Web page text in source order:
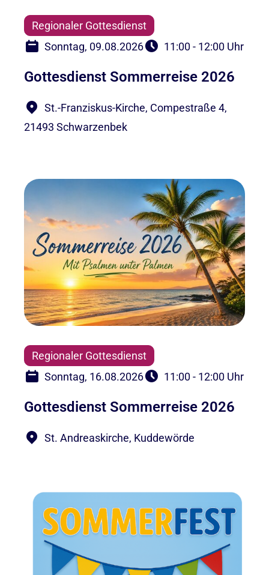
Regionaler Gottesdienst
Sonntag, 09.08.2026
11:00 - 12:00 Uhr
Gottesdienst Sommerreise 2026
St.-Franziskus-Kirche, Compestraße 4,
21493 Schwarzenbek
Regionaler Gottesdienst
Sonntag, 16.08.2026
11:00 - 12:00 Uhr
Gottesdienst Sommerreise 2026
St. Andreaskirche, Kuddewörde